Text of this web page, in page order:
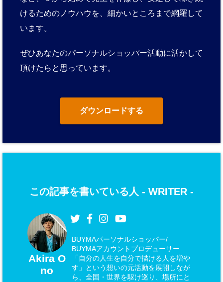
けるためのノウハウを、細かいところまで網羅して
います。
ぜひあなたのパーソナルショッパー活動に活かして
頂けたらと思っています。
ダウンロードする
この記事を書いている人 - WRITER -
Akira O
no
BUYMAパーソナルショッパー/
BUYMAアカウントプロデューサー
「自分の人生を自分で描ける人を増や
す」という想いの元活動を展開しなが
ら、全国・世界を駆け巡り、場所にと